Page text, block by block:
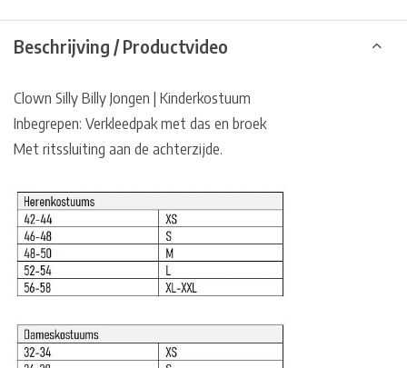
Beschrijving / Productvideo
Clown Silly Billy Jongen | Kinderkostuum
Inbegrepen: Verkleedpak met das en broek
Met ritssluiting aan de achterzijde.